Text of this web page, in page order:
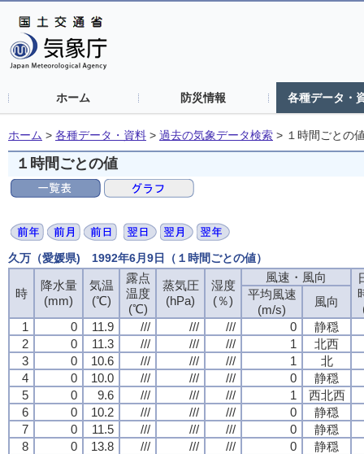
ホーム 防災情報 各種データ・
ホーム > 各種データ・資料 > 過去の気象データ検索 > １時間ごとの
１時間ごとの値
久万（愛媛県) 1992年6月9日（１時間ごとの値）
時
降水量
(mm)
気温
(℃)
露点
温度
(℃)
蒸気圧
(hPa)
湿度
(％)
風速・風向
平均風速
(m/s)
風向
1
0 11.9 /// /// /// 0
静穏
2
0 11.3 /// /// /// 1
北西
3
0 10.6 /// /// /// 1
北
4
0 10.0 /// /// /// 0
静穏
5
0 9.6 /// /// /// 1
西北西
6
0 10.2 /// /// /// 0
静穏
7
0 11.5 /// /// /// 0
静穏
8
0 13.8 /// /// /// 0
静穏